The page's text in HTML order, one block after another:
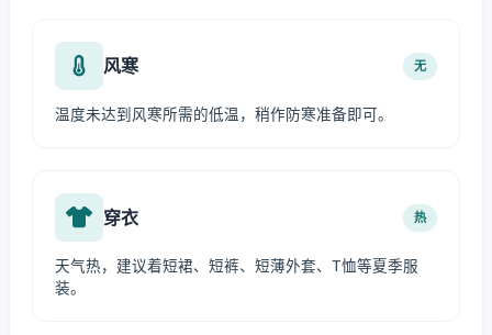
风寒 无
温度未达到风寒所需的低温，稍作防寒准备即可。
穿衣 热
天气热，建议着短裙、短裤、短薄外套、T恤等夏季服
装。